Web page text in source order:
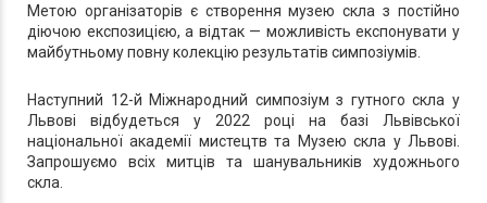
Метою організаторів є створення музею скла з постійно
діючою експозицією, а відтак — можливість експонувати у
майбутньому повну колекцію результатів симпозіумів.
Наступний 12-й Міжнародний симпозіум з гутного скла у
Львові відбудеться у 2022 році на базі Львівської
національної академії мистецтв та Музею скла у Львові.
Запрошуємо всіх митців та шанувальників художнього
скла.